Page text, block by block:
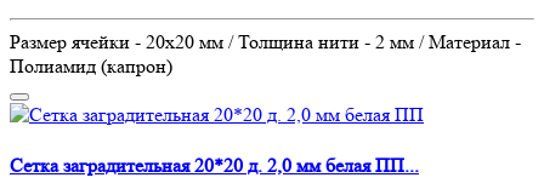
Размер ячейки - 20х20 мм / Толщина нити - 2 мм / Материал -
Полиамид (капрон)
Сетка заградительная 20*20 д. 2,0 мм белая ПП...